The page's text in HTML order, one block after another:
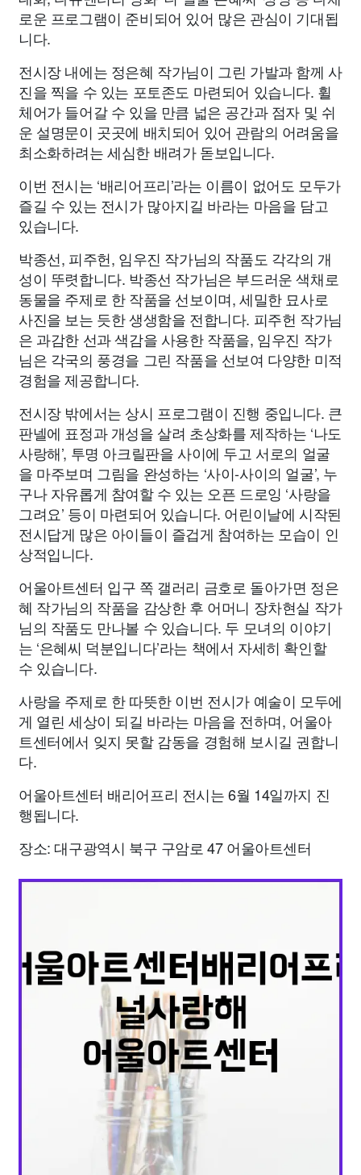
로운 프로그램이 준비되어 있어 많은 관심이 기대됩
니다.
전시장 내에는 정은혜 작가님이 그린 가발과 함께 사
진을 찍을 수 있는 포토존도 마련되어 있습니다. 휠
체어가 들어갈 수 있을 만큼 넓은 공간과 점자 및 쉬
운 설명문이 곳곳에 배치되어 있어 관람의 어려움을
최소화하려는 세심한 배려가 돋보입니다.
이번 전시는 ‘배리어프리’라는 이름이 없어도 모두가
즐길 수 있는 전시가 많아지길 바라는 마음을 담고
있습니다.
박종선, 피주헌, 임우진 작가님의 작품도 각각의 개
성이 뚜렷합니다. 박종선 작가님은 부드러운 색채로
동물을 주제로 한 작품을 선보이며, 세밀한 묘사로
사진을 보는 듯한 생생함을 전합니다. 피주헌 작가님
은 과감한 선과 색감을 사용한 작품을, 임우진 작가
님은 각국의 풍경을 그린 작품을 선보여 다양한 미적
경험을 제공합니다.
전시장 밖에서는 상시 프로그램이 진행 중입니다. 큰
판넬에 표정과 개성을 살려 초상화를 제작하는 ‘나도
사랑해’, 투명 아크릴판을 사이에 두고 서로의 얼굴
을 마주보며 그림을 완성하는 ‘사이-사이의 얼굴’, 누
구나 자유롭게 참여할 수 있는 오픈 드로잉 ‘사랑을
그려요’ 등이 마련되어 있습니다. 어린이날에 시작된
전시답게 많은 아이들이 즐겁게 참여하는 모습이 인
상적입니다.
어울아트센터 입구 쪽 갤러리 금호로 돌아가면 정은
혜 작가님의 작품을 감상한 후 어머니 장차현실 작가
님의 작품도 만나볼 수 있습니다. 두 모녀의 이야기
는 ‘은혜씨 덕분입니다’라는 책에서 자세히 확인할
수 있습니다.
사랑을 주제로 한 따뜻한 이번 전시가 예술이 모두에
게 열린 세상이 되길 바라는 마음을 전하며, 어울아
트센터에서 잊지 못할 감동을 경험해 보시길 권합니
다.
어울아트센터 배리어프리 전시는 6월 14일까지 진
행됩니다.
장소: 대구광역시 북구 구암로 47 어울아트센터